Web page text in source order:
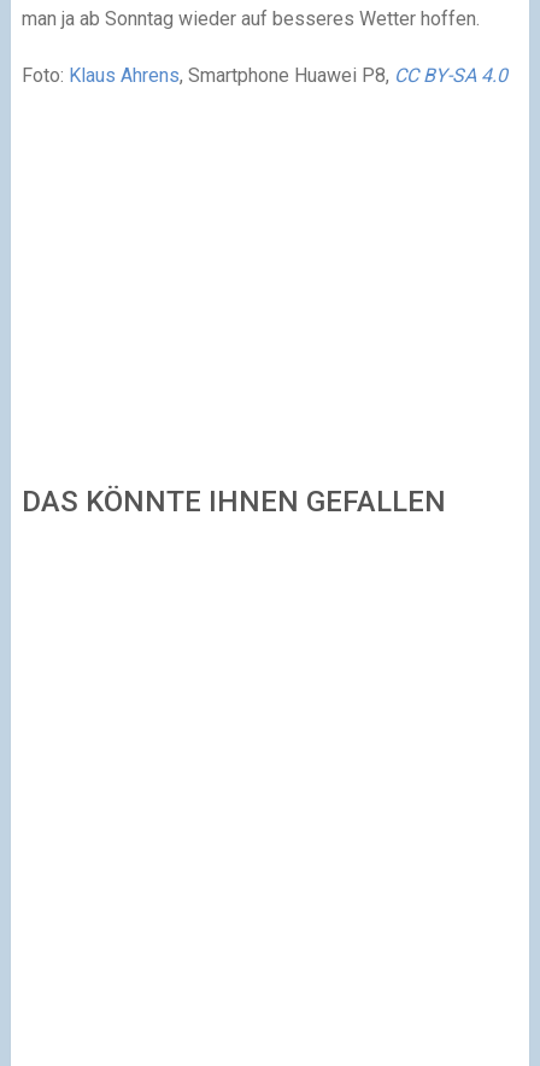
man ja ab Sonntag wieder auf besseres Wetter hoffen.
Foto: Klaus Ahrens, Smartphone Huawei P8, CC BY-SA 4.0
DAS KÖNNTE IHNEN GEFALLEN